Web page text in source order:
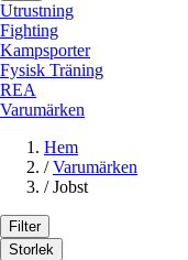
Utrustning
Fighting
Kampsporter
Fysisk Träning
REA
Varumärken
Hem
/ Varumärken
/ Jobst
Filter
Storlek